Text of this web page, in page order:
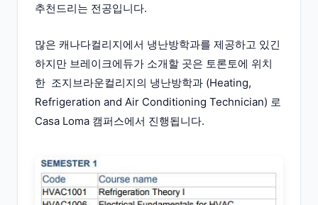
추천드리는 전공입니다.
많은 캐나다컬리지에서 냉난방학과를 제공하고 있긴
하지만 브레이크에듀가 소개할 곳은 토론토에 위치
한 조지브라운컬리지의 냉난방학과 (Heating,
Refrigeration and Air Conditioning Technician) 로
Casa Loma 캠퍼스에서 진행됩니다.